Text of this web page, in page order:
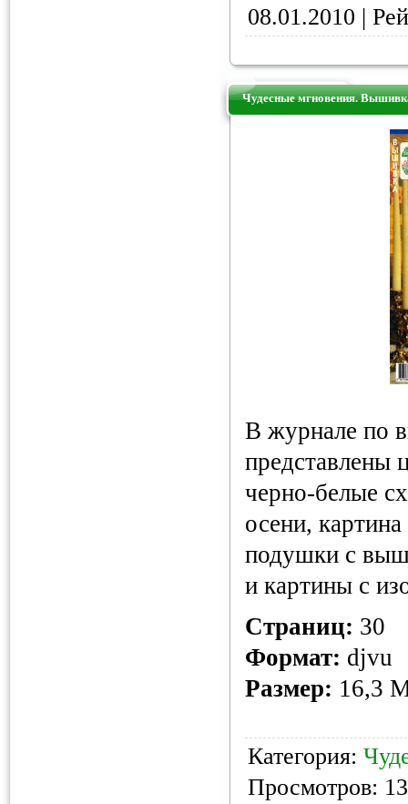
08.01.2010 |
Чудесные мгновения.
В журнале по
представлены
черно-белые
осени,
подушки с
и картины с
Страниц: 30
Формат: djvu
Размер: 16,3
Категория:
Просмотров: